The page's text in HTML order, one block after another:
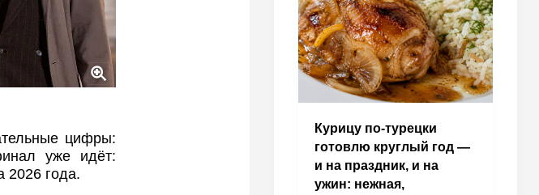
цифры:
уже идёт:
2026 года.
Курицу по-турецки
готовлю круглый год —
и на праздник, и на
ужин: нежная,